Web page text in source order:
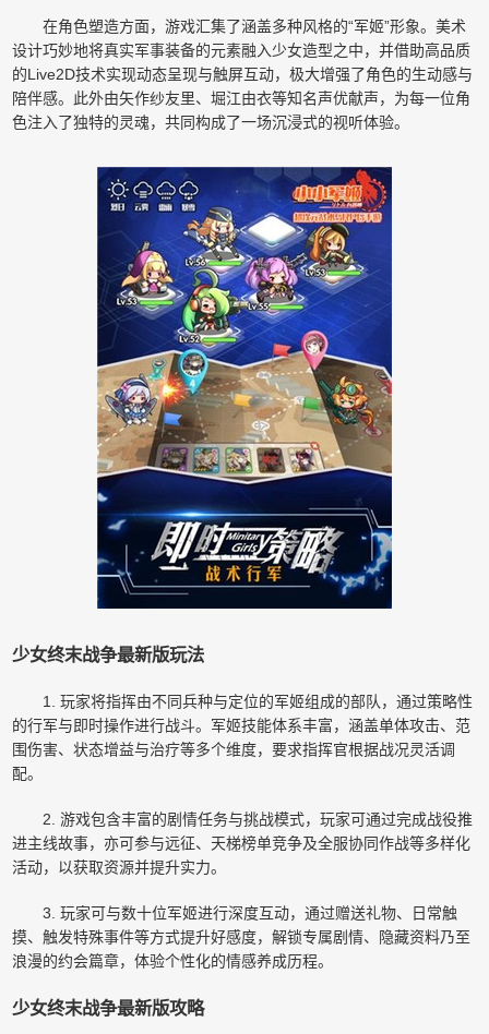
在角色塑造方面，游戏汇集了涵盖多种风格的“军姬”形象。美术
设计巧妙地将真实军事装备的元素融入少女造型之中，并借助高品质
的Live2D技术实现动态呈现与触屏互动，极大增强了角色的生动感与
陪伴感。此外由矢作纱友里、堀江由衣等知名声优献声，为每一位角
色注入了独特的灵魂，共同构成了一场沉浸式的视听体验。
少女终末战争最新版玩法
1. 玩家将指挥由不同兵种与定位的军姬组成的部队，通过策略性
的行军与即时操作进行战斗。军姬技能体系丰富，涵盖单体攻击、范
围伤害、状态增益与治疗等多个维度，要求指挥官根据战况灵活调
配。
2. 游戏包含丰富的剧情任务与挑战模式，玩家可通过完成战役推
进主线故事，亦可参与远征、天梯榜单竞争及全服协同作战等多样化
活动，以获取资源并提升实力。
3. 玩家可与数十位军姬进行深度互动，通过赠送礼物、日常触
摸、触发特殊事件等方式提升好感度，解锁专属剧情、隐藏资料乃至
浪漫的约会篇章，体验个性化的情感养成历程。
少女终末战争最新版攻略